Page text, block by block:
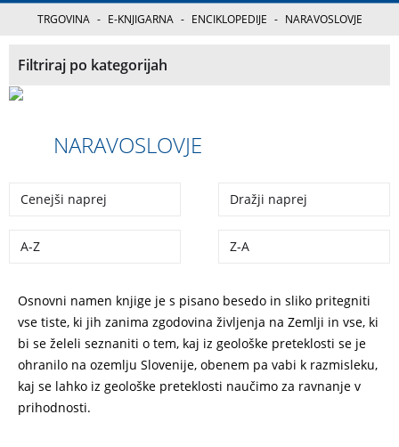
TRGOVINA - E-KNJIGARNA - ENCIKLOPEDIJE - NARAVOSLOVJE
Filtriraj po kategorijah
NARAVOSLOVJE
Cenejši naprej Dražji naprej
A-Z Z-A
Osnovni namen knjige je s pisano besedo in sliko pritegniti
vse tiste, ki jih zanima zgodovina življenja na Zemlji in vse, ki
bi se želeli seznaniti o tem, kaj iz geološke preteklosti se je
ohranilo na ozemlju Slovenije, obenem pa vabi k razmisleku,
kaj se lahko iz geološke preteklosti naučimo za ravnanje v
prihodnosti.